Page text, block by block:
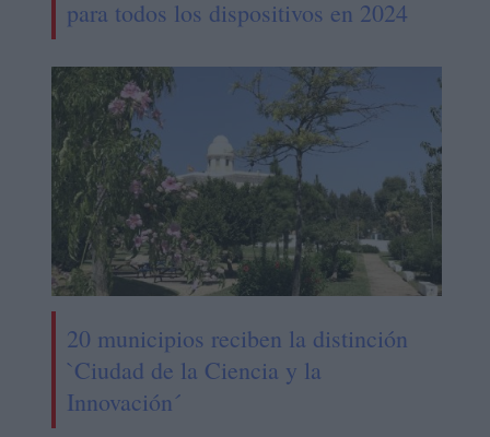
para todos los dispositivos en 2024
20 municipios reciben la distinción
`Ciudad de la Ciencia y la
Innovación´